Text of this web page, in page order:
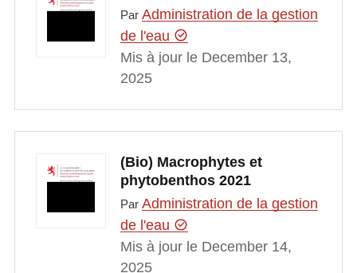
Par Administration de la gestion
de l'eau
Mis à jour le December 13,
2025
(Bio) Macrophytes et
phytobenthos 2021
Par Administration de la gestion
de l'eau
Mis à jour le December 14,
2025